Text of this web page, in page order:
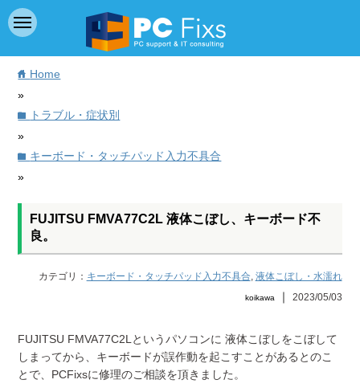
home Home
»
folder
トラブル・症状別
»
folder キーボード・タッチパッド入力不具合
»
FUJITSU FMVA77C2L 液体こぼし、キーボード不
良。
カテゴリ： キーボード・タッチパッド入力不具合, 液体こぼし・水濡れ
koikawa ｜ 2023/05/03
FUJITSU FMVA77C2Lというパソコンに 液体こぼしをこぼして
しまってから、キーボードが誤作動を起こすことがあるとのこ
とで、PCFixsに修理のご相談を頂きました。